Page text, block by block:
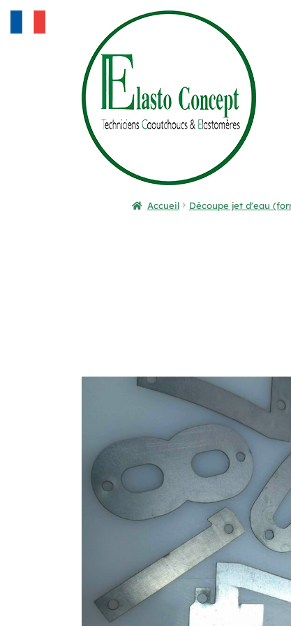
Accueil Découpe jet d'eau